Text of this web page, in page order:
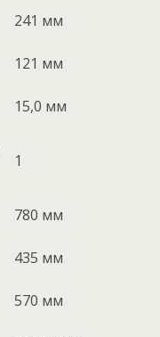
241 мм
121 мм
15,0 мм
1
780 мм
435 мм
570 мм